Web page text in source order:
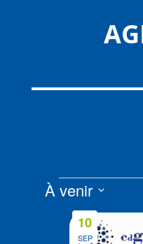
À venir
Sélectionnez
List
SEP
10